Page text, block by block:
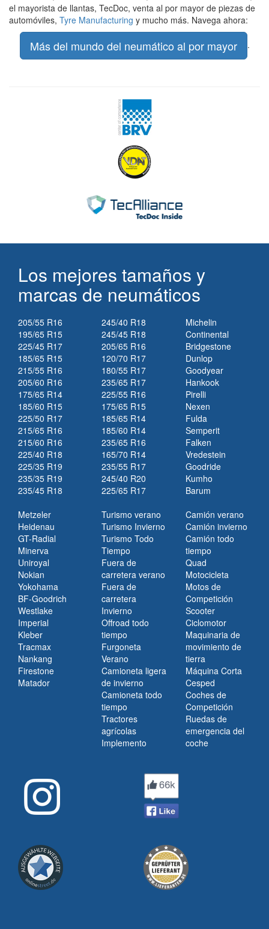
el mayorista de llantas, TecDoc, venta al por mayor de piezas de
automóviles, Tyre Manufacturing y mucho más. Navega ahora:
Más del mundo del neumático al por mayor .
Los mejores tamaños y
marcas de neumáticos
205/55 R16
195/65 R15
225/45 R17
185/65 R15
215/55 R16
205/60 R16
175/65 R14
185/60 R15
225/50 R17
215/65 R16
215/60 R16
225/40 R18
225/35 R19
235/35 R19
235/45 R18
245/40 R18
245/45 R18
205/65 R16
120/70 R17
180/55 R17
235/65 R17
225/55 R16
175/65 R15
185/65 R14
185/60 R14
235/65 R16
165/70 R14
235/55 R17
245/40 R20
225/65 R17
Michelin
Continental
Bridgestone
Dunlop
Goodyear
Hankook
Pirelli
Nexen
Fulda
Semperit
Falken
Vredestein
Goodride
Kumho
Barum
Metzeler
Heidenau
GT-Radial
Minerva
Uniroyal
Nokian
Yokohama
BF-Goodrich
Westlake
Imperial
Kleber
Tracmax
Nankang
Firestone
Matador
Turismo verano
Turismo Invierno
Turismo Todo
Tiempo
Fuera de
carretera verano
Fuera de
carretera
Invierno
Offroad todo
tiempo
Furgoneta
Verano
Camioneta ligera
de invierno
Camioneta todo
tiempo
Tractores
agrícolas
Implemento
Camión verano
Camión invierno
Camión todo
tiempo
Quad
Motocicleta
Motos de
Competición
Scooter
Ciclomotor
Maquinaria de
movimiento de
tierra
Máquina Corta
Cesped
Coches de
Competición
Ruedas de
emergencia del
coche